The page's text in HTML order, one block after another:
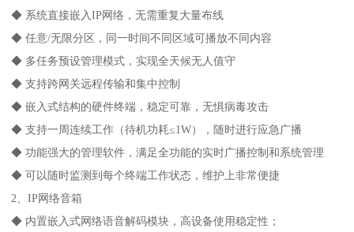
◆ 系统直接嵌入IP网络，无需重复大量布线
◆ 任意/无限分区，同一时间不同区域可播放不同内容
◆ 多任务预设管理模式，实现全天候无人值守
◆ 支持跨网关远程传输和集中控制
◆ 嵌入式结构的硬件终端，稳定可靠，无惧病毒攻击
◆ 支持一周连续工作（待机功耗≤1W），随时进行应急广播
◆ 功能强大的管理软件，满足全功能的实时广播控制和系统管理
◆ 可以随时监测到每个终端工作状态，维护上非常便捷
2、IP网络音箱
◆ 内置嵌入式网络语音解码模块，高设备使用稳定性；